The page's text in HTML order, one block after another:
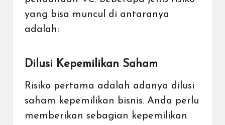
yang bisa muncul di antaranya
adalah:
Dilusi Kepemilikan Saham
Risiko pertama adalah adanya dilusi
saham kepemilikan bisnis. Anda perlu
memberikan sebagian kepemilikan